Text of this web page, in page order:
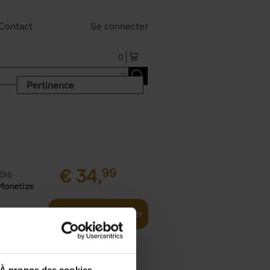
Se connecter
0
Pertinence
€ 34,99
Ajouter au panier